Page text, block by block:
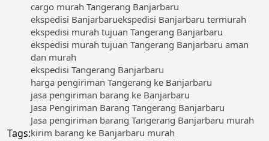
Tags:
cargo murah Tangerang Banjarbaru
ekspedisi Banjarbaruekspedisi Banjarbaru termurah
ekspedisi murah tujuan Tangerang Banjarbaru
ekspedisi murah tujuan Tangerang Banjarbaru aman
dan murah
ekspedisi Tangerang Banjarbaru
harga pengiriman Tangerang ke Banjarbaru
jasa pengiriman barang ke Banjarbaru
Jasa Pengiriman Barang Tangerang Banjarbaru
Jasa pengiriman barang Tangerang Banjarbaru murah
kirim barang ke Banjarbaru murah